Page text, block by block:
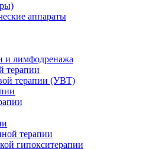
аппараты
и лимфодренажа
терапии
терапии (УВТ)
терапии
гипокситерапии